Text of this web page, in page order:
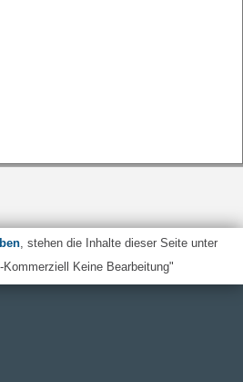
, stehen die Inhalte dieser Seite unter